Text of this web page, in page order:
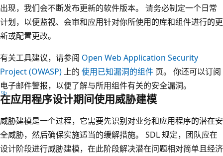
出现，我们会不断发布更新的软件版本。 请务必制定一个日常
计划，以便监视、会审和应用针对你所使用的库和组件进行的更
新或配置更改。
有关工具建议，请参阅 Open Web Application Security
Project (OWASP) 上的 使用已知漏洞的组件 页。 你还可以订阅
电子邮件警报，以便了解与所用组件有关的安全漏洞。
在应用程序设计期间使用威胁建模
威胁建模是一个过程，它需要先识别对业务和应用程序的潜在安
全威胁，然后确保实施适当的缓解措施。 SDL 规定，团队应在
设计阶段进行威胁建模，在此阶段解决潜在问题相对简单且经济